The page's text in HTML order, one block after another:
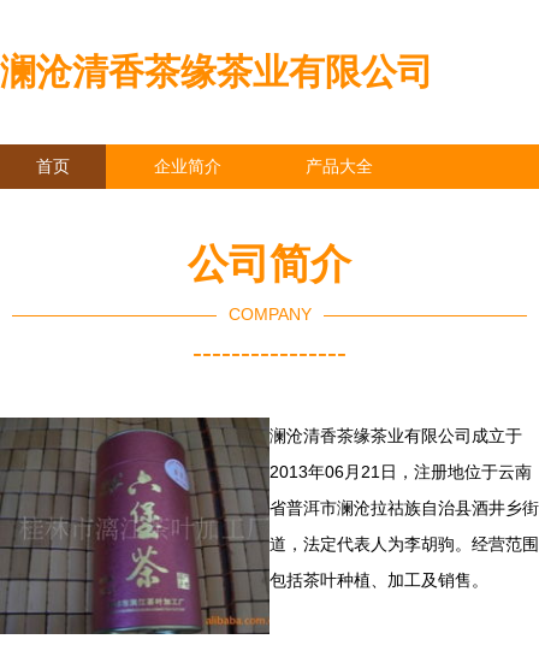
澜沧清香茶缘茶业有限公司
首页 企业简介 产品大全
公司简介
COMPANY
----------------
澜沧清香茶缘茶业有限公司成立于
2013年06月21日，注册地位于云南
省普洱市澜沧拉祜族自治县酒井乡街
道，法定代表人为李胡驹。经营范围
包括茶叶种植、加工及销售。